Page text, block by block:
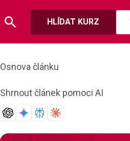
HLÍDAT KURZ
Osnova článku
Shrnout článek pomoci AI